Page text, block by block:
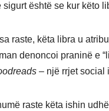
sigurt është se kur këto
raste, këta libra u
denoncoi praninë e
– një rrjet social
raste këta ishin